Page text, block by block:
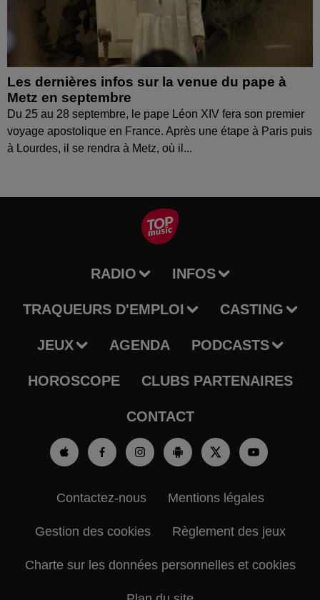
Les dernières infos sur la venue du pape à
Metz en septembre
Du 25 au 28 septembre, le pape Léon XIV fera son premier
voyage apostolique en France. Après une étape à Paris puis
à Lourdes, il se rendra à Metz, où il...
RADIO INFOS
TRAQUEURS D'EMPLOI CASTING
JEUX AGENDA PODCASTS
HOROSCOPE CLUBS PARTENAIRES
CONTACT
Contactez-nous Mentions légales
Gestion des cookies Règlement des jeux
Charte sur les données personnelles et cookies